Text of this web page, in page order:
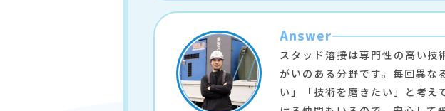
Answer
スタッド溶接は専門性の高い技
がいのある分野です。毎回異な
い」「技術を磨きたい」と考え